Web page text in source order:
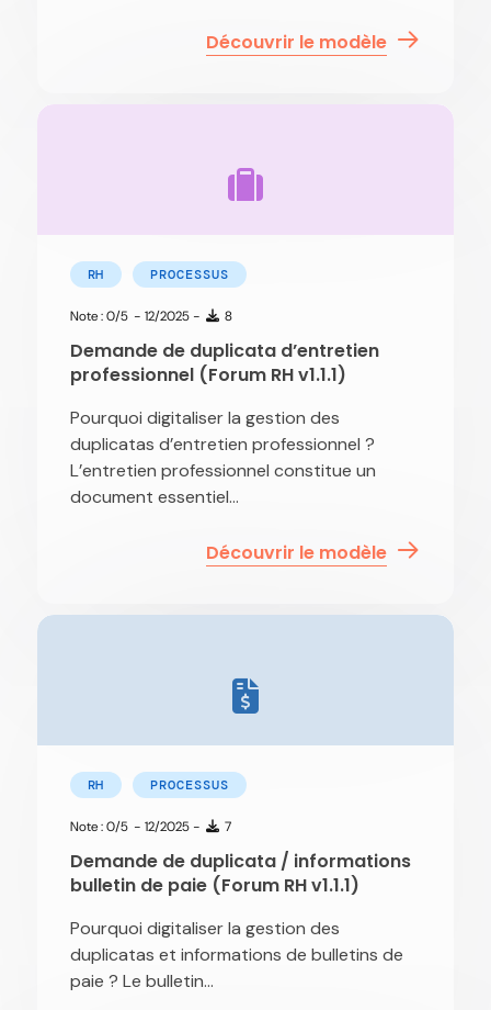
Découvrir le modèle
RH PROCESSUS
Note : 0/5 - 12/2025 - 8
Demande de duplicata d’entretien
professionnel (Forum RH v1.1.1)
Pourquoi digitaliser la gestion des
duplicatas d’entretien professionnel ?
L’entretien professionnel constitue un
document essentiel...
Découvrir le modèle
RH PROCESSUS
Note : 0/5 - 12/2025 - 7
Demande de duplicata / informations
bulletin de paie (Forum RH v1.1.1)
Pourquoi digitaliser la gestion des
duplicatas et informations de bulletins de
paie ? Le bulletin...